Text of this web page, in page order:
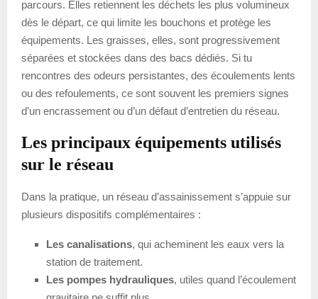
parcours. Elles retiennent les déchets les plus volumineux
dès le départ, ce qui limite les bouchons et protège les
équipements. Les graisses, elles, sont progressivement
séparées et stockées dans des bacs dédiés. Si tu
rencontres des odeurs persistantes, des écoulements lents
ou des refoulements, ce sont souvent les premiers signes
d’un encrassement ou d’un défaut d’entretien du réseau.
Les principaux équipements utilisés
sur le réseau
Dans la pratique, un réseau d’assainissement s’appuie sur
plusieurs dispositifs complémentaires :
Les canalisations, qui acheminent les eaux vers la
station de traitement.
Les pompes hydrauliques, utiles quand l’écoulement